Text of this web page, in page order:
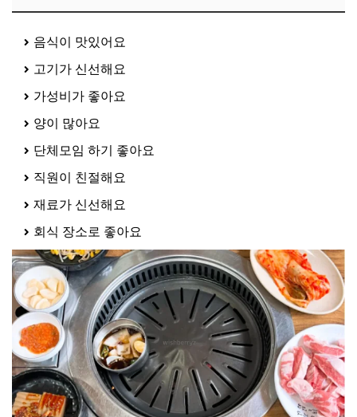
음식이 맛있어요
고기가 신선해요
가성비가 좋아요
양이 많아요
단체모임 하기 좋아요
직원이 친절해요
재료가 신선해요
회식 장소로 좋아요